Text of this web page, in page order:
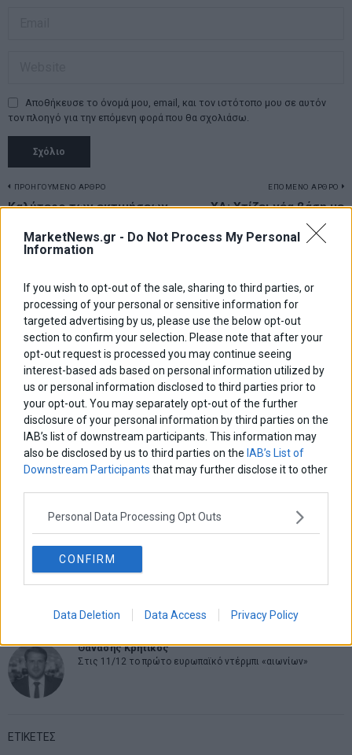
MarketNews.gr - Do Not Process My Personal
Information
If you wish to opt-out of the sale, sharing to third parties, or
processing of your personal or sensitive information for
targeted advertising by us, please use the below opt-out
section to confirm your selection. Please note that after your
opt-out request is processed you may continue seeing
interest-based ads based on personal information utilized by
us or personal information disclosed to third parties prior to
your opt-out. You may separately opt-out of the further
disclosure of your personal information by third parties on the
IAB’s list of downstream participants. This information may
also be disclosed by us to third parties on the IAB’s List of
Downstream Participants that may further disclose it to other
Personal Data Processing Opt Outs
CONFIRM
Data Deletion Data Access Privacy Policy
Αποθήκευσε το όνομά μου, email, και τον ιστότοπο μου σε αυτόν
τον πλοηγό για την επόμενη φορά που θα σχολιάσω.
Πλοήγηση
άρθρων
ΠΡΟΗΓΟΥΜΕΝΟ ΑΡΘΡΟ
Previous
Καλύτερο των εκτιμήσεων
ΕΠΟΜΕΝΟ ΑΡΘΡΟ
ΧΑ: Χτίζει νέα βάση με
αμερικανική βοήθεια
Ελευθερία Κούρταλη
Οι «τιμωροί» των ομολόγων επέστρεψαν
Εύη Φραγκάκη
Η αληθινή παιδεία ξεκινά από την ψυχή…
Σταματίνα Σταματάκου
Η βία κατά των ζώων δεν αντέχει βολικές ερμηνείες
Από την αποθέωση στην καταγγελία: Η Ελλάδα πάντα
Νικόλαος Φουρτζής
MIT Sloan: Οι AI-driven επιχειρήσεις διαμορφώνουν το νέο
Θανάσης Κρητικός
Στις 11/12 το πρώτο ευρωπαϊκό ντέρμπι «αιωνίων»
ΕΤΙΚΕΤΕΣ